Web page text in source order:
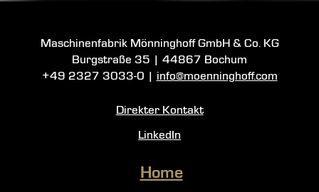
Maschinenfabrik Mönninghoff GmbH & Co. KG
Burgstraße 35
44867 Bochum
+49 2327 3033-0
info@moenninghoff.com
Direkter Kontakt
LinkedIn
Home